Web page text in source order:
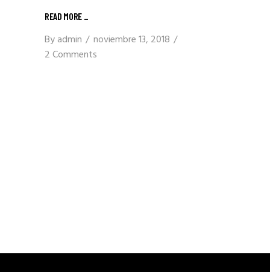
READ MORE _
Byadmin
noviembre 13, 2018
2 Comments